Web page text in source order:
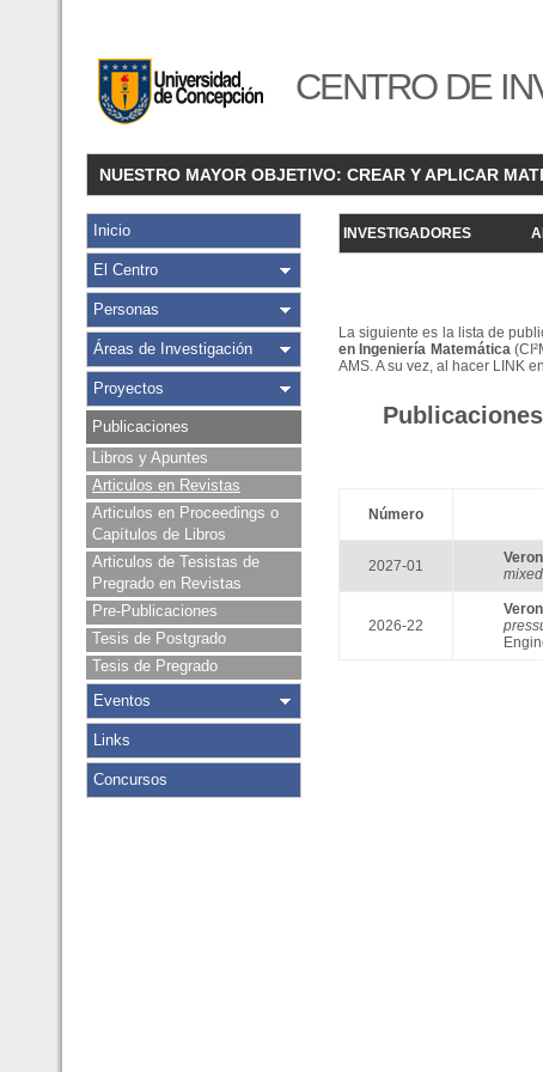
CENTRO DE
NUESTRO MAYOR OBJETIVO: CREAR Y APLICAR
Inicio
El Centro
Personas
Áreas de Investigación
Proyectos
Publicaciones
Libros y Apuntes
Articulos en Revistas
Articulos en Proceedings o
Capítulos de Libros
Articulos de Tesistas de
Pregrado en Revistas
Pre-Publicaciones
Tesis de Postgrado
Tesis de Pregrado
Eventos
Links
Concursos
INVESTIGADORES
La siguiente es la lista de
en Ingeniería Matemática
AMS. A su vez, al hacer LINK
Número
2027-01
2026-22